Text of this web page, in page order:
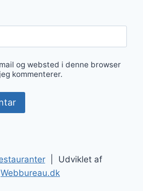
og websted i denne browser
kommenterer.
| Udviklet af
Webbureau.dk